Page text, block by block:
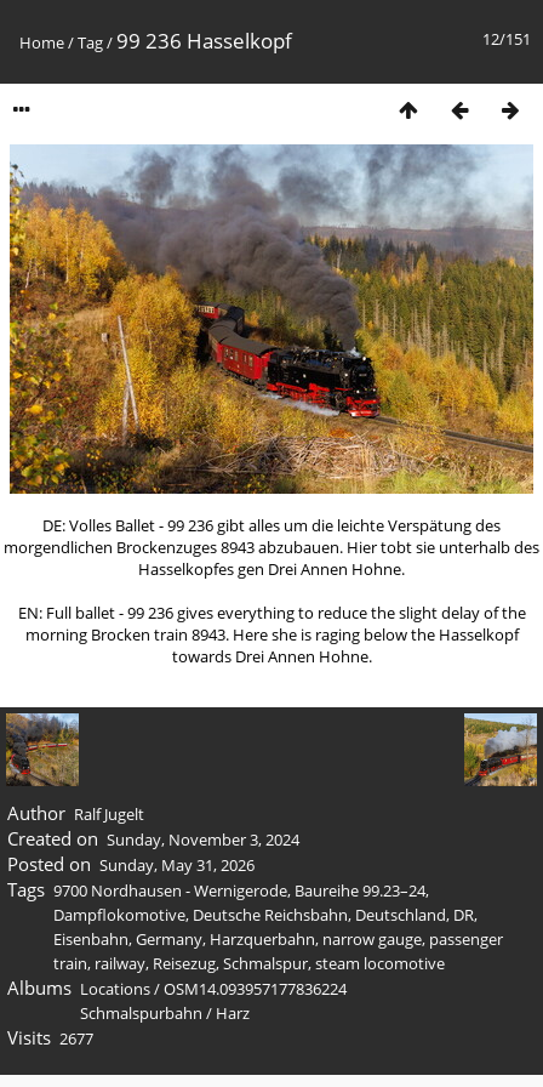
12/151
Home/Tag/ 99 236 Hasselkopf
DE: Volles Ballet - 99 236 gibt alles um die leichte Verspätung des
morgendlichen Brockenzuges 8943 abzubauen. Hier tobt sie unterhalb des
Hasselkopfes gen Drei Annen Hohne.
EN: Full ballet - 99 236 gives everything to reduce the slight delay of the
morning Brocken train 8943. Here she is raging below the Hasselkopf
towards Drei Annen Hohne.
Author Ralf Jugelt
Created on Sunday, November 3, 2024
Posted on Sunday, May 31, 2026
Tags 9700 Nordhausen - Wernigerode, Baureihe 99.23–24,
Dampflokomotive, Deutsche Reichsbahn, Deutschland, DR,
Eisenbahn,Germany, Harzquerbahn, narrow gauge, passenger
train, railway, Reisezug,Schmalspur,steam locomotive
Albums Locations/OSM14.093957177836224
Schmalspurbahn / Harz
Visits 2677